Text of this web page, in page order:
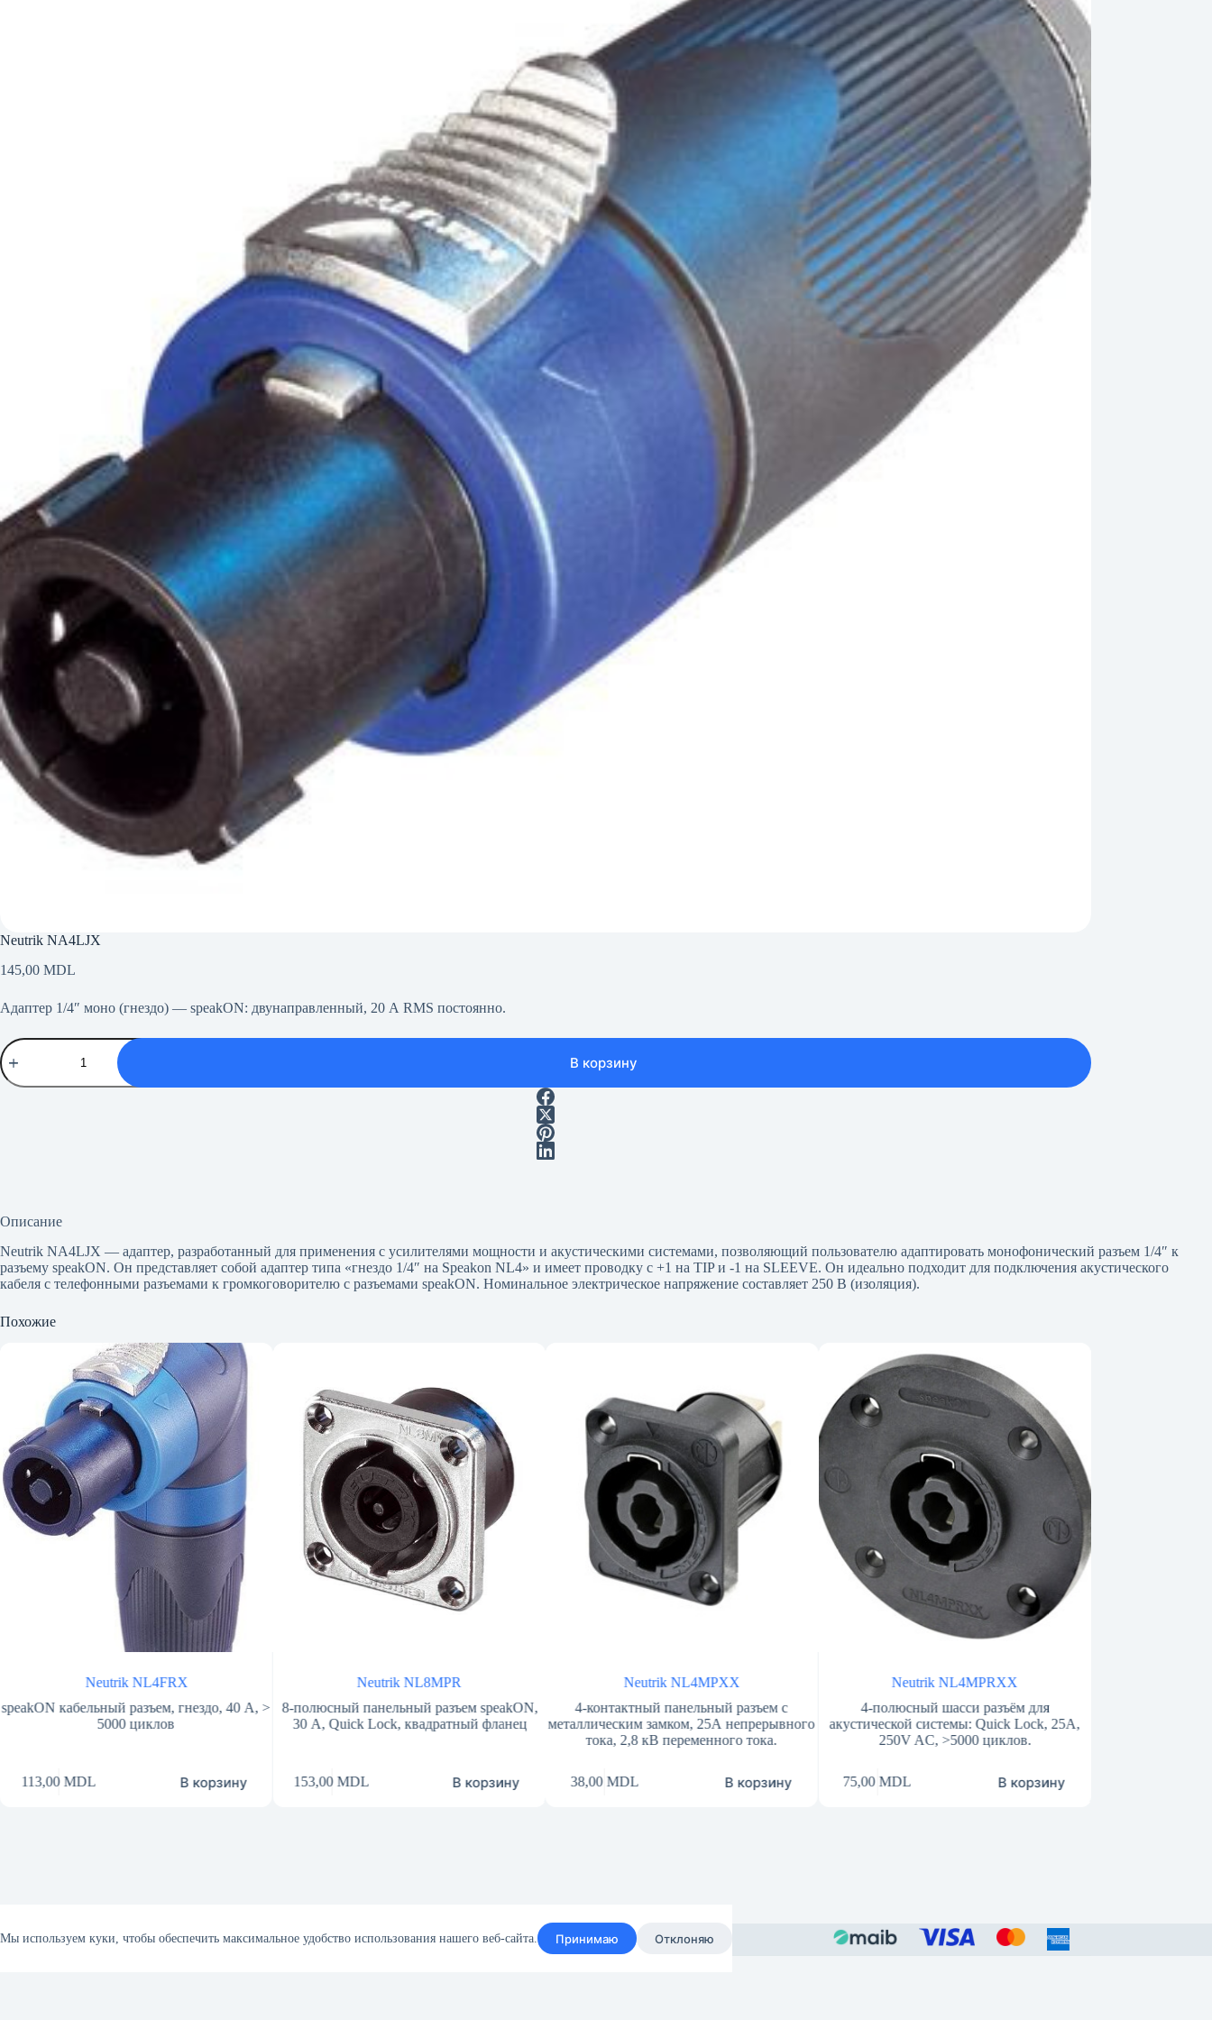
Мы используем куки, чтобы обеспечить максимальное удобство использования нашего веб-сайта. Принимаю Отклоняю
Neutrik NA4LJX
145,00 MDL
Адаптер 1/4″ моно (гнездо) — speakON: двунаправленный, 20 А RMS постоянно.
Количество
товара
Neutrik
NA4LJX
В корзину
Описание
Neutrik NA4LJX — адаптер, разработанный для применения с усилителями мощности и акустическими системами, позволяющий пользователю адаптировать монофонический разъем 1/4″ к
разъему speakON. Он представляет собой адаптер типа «гнездо 1/4″ на Speakon NL4» и имеет проводку с +1 на TIP и -1 на SLEEVE. Он идеально подходит для подключения акустического
кабеля с телефонными разъемами к громкоговорителю с разъемами speakON. Номинальное электрическое напряжение составляет 250 В (изоляция).
Похожие
Neutrik NL4FRX
кабельный разъем, гнездо, 40 А, >
5000 циклов
MDL В корзину
Neutrik NL8MPR
8-полюсный панельный разъем speakON,
30 А, Quick Lock, квадратный фланец
153,00MDL В корзину
Neutrik NL4MPXX
4-контактный панельный разъем с
металлическим замком, 25А непрерывного
тока, 2,8 кВ переменного тока.
MDL В корзину
Neutrik NL4MPRXX
4-полюсный шасси разъём для
акустической системы: Quick Lock, 25A,
250V AC, >5000 циклов.
MDL В корзину
А 250 В переменного
Контакты Конфиденциальность